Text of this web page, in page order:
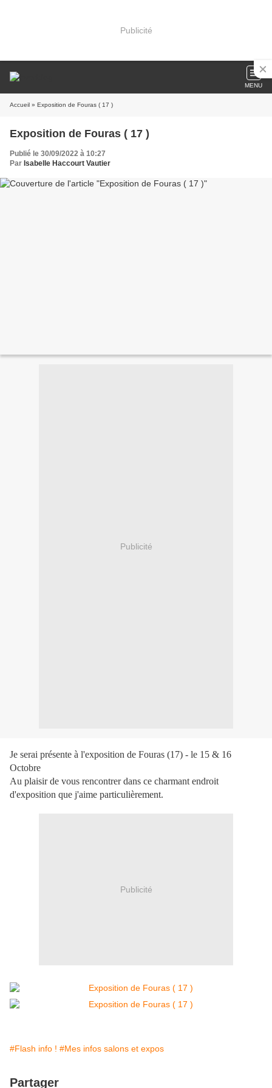
Publicité
MENU
Accueil » Exposition de Fouras ( 17 )
Exposition de Fouras ( 17 )
Publié le 30/09/2022 à 10:27
Par Isabelle Haccourt Vautier
Publicité
Je serai présente à l'exposition de Fouras (17) - le 15 & 16
Octobre
Au plaisir de vous rencontrer dans ce charmant endroit
d'exposition que j'aime particulièrement.
Publicité
#Flash info ! #Mes infos salons et expos
Partager